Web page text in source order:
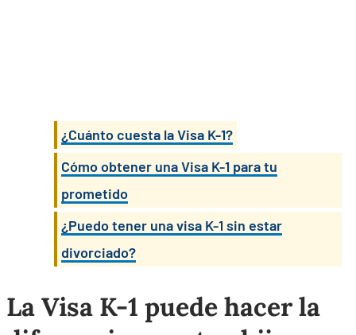
¿Cuánto cuesta la Visa K-1?
Cómo obtener una Visa K-1 para tu
prometido
¿Puedo tener una visa K-1 sin estar
divorciado?
La Visa K-1 puede hacer la